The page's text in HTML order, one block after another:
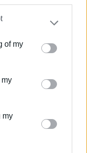
us to third parties
that may
one or more
store information
deny consent to
your data for
of my
my
my
μνήμη και οι
ακόμη και